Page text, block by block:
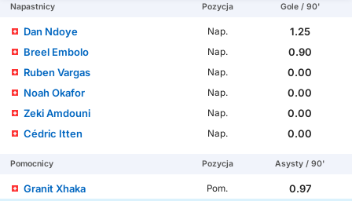
Napastnicy Pozycja Gole / 90'
Dan Ndoye Nap.
1.25
Breel Embolo
Nap.
0.90
Ruben Vargas
Nap.
0.00
Noah Okafor
Nap.
0.00
Zeki Amdouni
Nap.
0.00
Cédric Itten
Nap. 0.00
Pomocnicy Pozycja Asysty / 90'
Granit Xhaka Pom.
0.97